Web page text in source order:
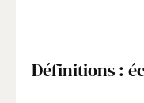
Définitions :